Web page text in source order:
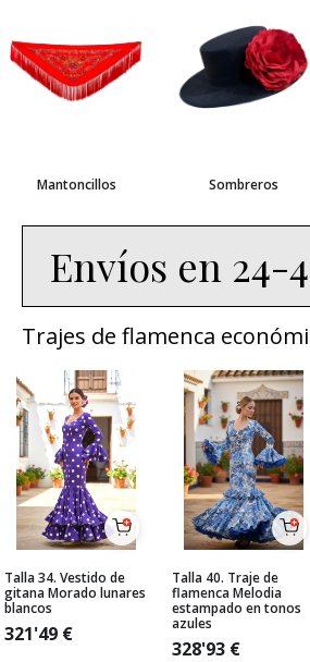
Mantoncillos Sombreros
Envíos en 24-
Trajes de flamenca
Talla 34. Vestido de
gitana Morado lunares
blancos
321'49 €
Talla 40. Traje de
flamenca Melodia
estampado en tonos
azules
328'93 €